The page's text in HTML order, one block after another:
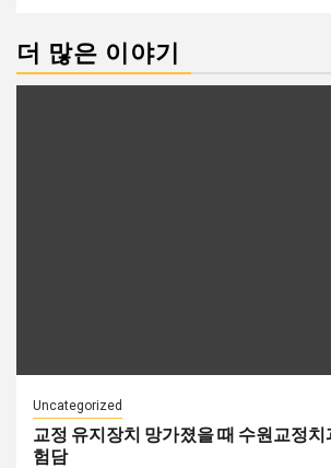
션
더 많은 이야기
Uncategorized
교정 유지장치 망가졌을 때 수원교정치
험담